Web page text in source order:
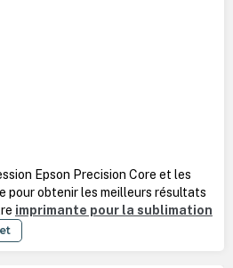
Epson Precision Core et les
pour obtenir les meilleurs résultats
imprimante pour la sublimation